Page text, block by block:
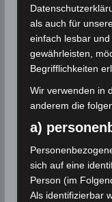
Im August 2021
monatliche
allen
monatlichen
Kairouan (41
kumulierte
August 2021
kumulierte
223 Liter/m
als auch für
einfach lesbar
gewährleisten,
Begrifflichkeiten
Wir verwenden in
anderem die
a)
sich auf eine
Person (im
Als identifizierbar